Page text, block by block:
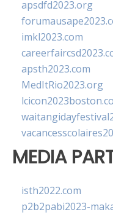
apsdfd2023.org
imkl2023.com
apsth2023.com
MedItRio2023.org
MEDIA
isth2022.com
p2b2pabi2023-